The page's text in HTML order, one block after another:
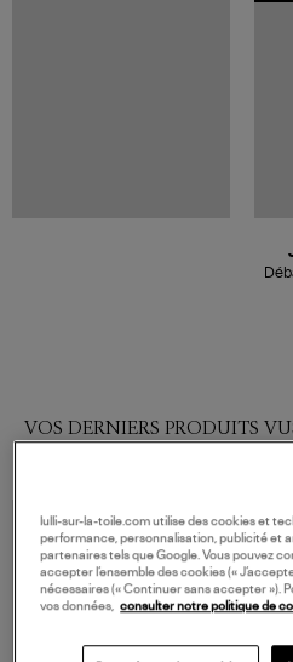
VOS DERNIERS PRODUITS
lulli-sur-la-toile.com utilise des cookies et
performance, personnalisation, publicité et
partenaires tels que Google. Vous pouvez
accepter l’ensemble des cookies («
nécessaires (« Continuer sans accepter »).
vos données, consulter notre politique de